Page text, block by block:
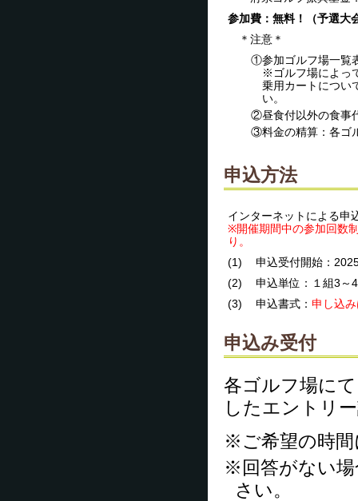
参加費：無料！（予選大
＊注意＊
①参加ゴルフ場一覧
※ゴルフ場によっ
乗用カートについ
い。
②昼食付以外の食事
③料金の精算：各ゴ
申込方法
インターネットによる申
※開催期間中の参加回数
り。
(1)
申込受付開始：
(2)
申込単位：１組3
(3)
申込書式： 申し込
申込み受付
各ゴルフ場に
したエントリ
※ご希望の時
※回答がない場
さい。